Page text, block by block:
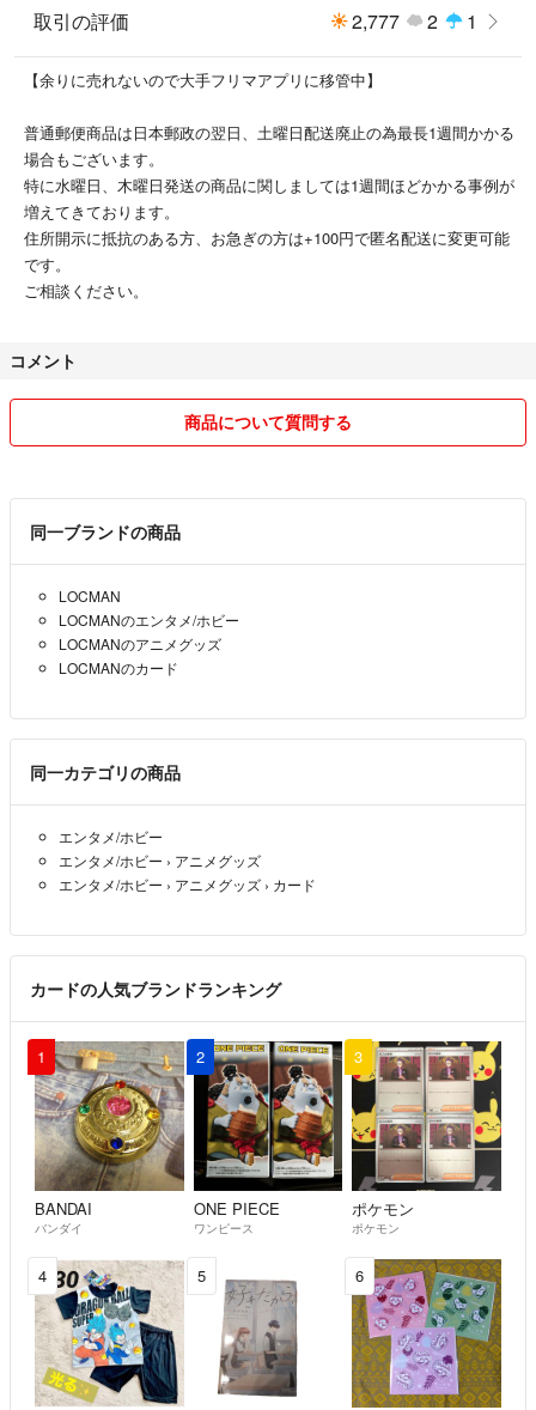
取引の評価 2,777 2 1
【余りに売れないので大手フリマアプリに移管中】
普通郵便商品は日本郵政の翌日、土曜日配送廃止の為最長1週間かかる
場合もございます。
特に水曜日、木曜日発送の商品に関しましては1週間ほどかかる事例が
増えてきております。
住所開示に抵抗のある方、お急ぎの方は+100円で匿名配送に変更可能
です。
ご相談ください。
コメント
商品について質問する
同一ブランドの商品
LOCMAN
LOCMANのエンタメ/ホビー
LOCMANのアニメグッズ
LOCMANのカード
同一カテゴリの商品
エンタメ/ホビー
エンタメ/ホビー › アニメグッズ
エンタメ/ホビー › アニメグッズ › カード
カードの人気ブランドランキング
1
BANDAI
バンダイ
2
ONE PIECE
ワンピース
3
ポケモン
ポケモン
4 5 6